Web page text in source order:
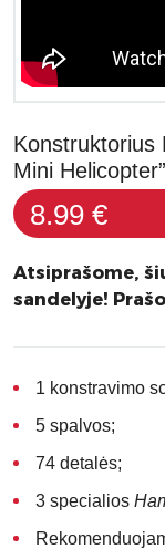
Konstruktorius
Mini
8.99 €
Atsiprašome,
sandelyje!
1 konstravimo
5 spalvos;
74 detalės;
3 specialios